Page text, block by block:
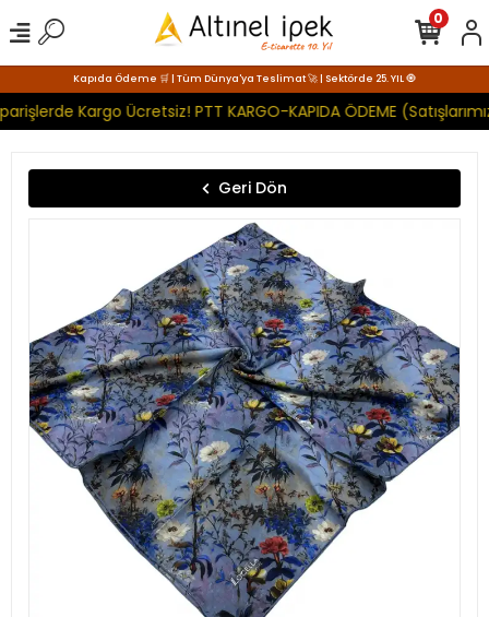
Kapıda Ödeme 🛒 | Tüm Dünya'ya Teslimat 🚀 | Sektörde 25. YIL 🧿
Kargo Ücretsiz! PTT KARGO-KAPIDA ÖDEME
0
Geri Dön